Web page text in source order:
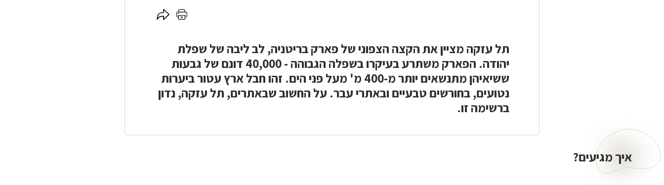
לחץ
לחץ
תל עזקה מציין את הקצה הצפוני של פארק בריטניה, לב ליבה של שפלת
יהודה. הפארק משתרע בעיקרו בשפלה הגבוהה - 40,000 דונם של גבעות
ששיאיהן מתנשאים יותר מ-400 מ' מעל פני הים. זהו חבל ארץ עטור ביערות
נטועים, בחורשים טבעיים ובאתרי עבר. על החשוב שבאתרים, תל עזקה, נדון
ברשימה זו.
מגיעים?
איך מגיעים?